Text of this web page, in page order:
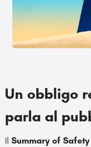
Un obbligo
parla al
Il Summary of